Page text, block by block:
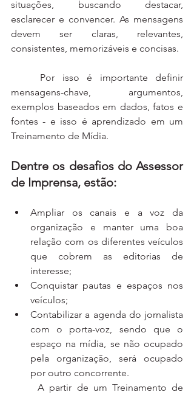
situações, buscando destacar,
esclarecer e convencer. As mensagens
devem ser claras, relevantes,
consistentes, memorizáveis e concisas.
mensagens-chave, argumentos,
exemplos baseados em dados, fatos e
fontes - e isso é aprendizado em um
Treinamento de Mídia.
Dentre os desafios do Assessor
de Imprensa, estão:
Ampliar os canais e a voz da
organização e manter uma boa
relação com os diferentes veículos
que cobrem as editorias de
interesse;
Conquistar pautas e espaços nos
veículos;
Contabilizar a agenda do jornalista
com o porta-voz, sendo que o
espaço na mídia, se não ocupado
pela organização, será ocupado
por outro concorrente.
	A partir de um Treinamento de